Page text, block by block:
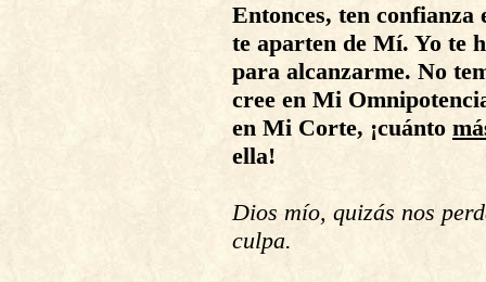
Entonces, ten confianza
te aparten de Mí. Yo te
para alcanzarme. No
cree en Mi
en Mi Corte, ¡cuánto
ella!
Dios mío, quizás nos
culpa.